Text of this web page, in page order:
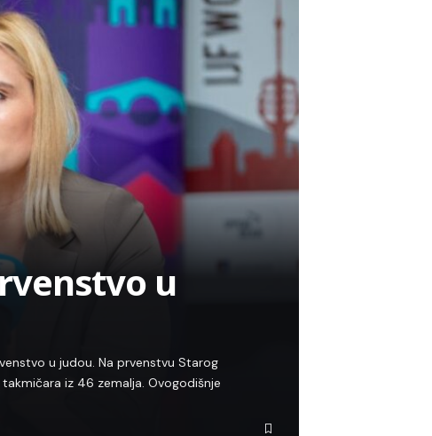
u
u judou. Na prvenstvu Starog
iz 46 zemalja. Ovogodišnje